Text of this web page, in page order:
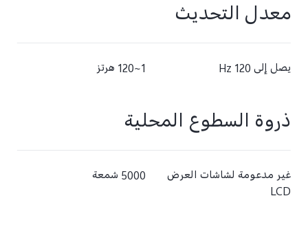
معدل التحديث
يصل إلى 120 Hz 1~120 هرتز
ذروة السطوع المحلية
غير مدعومة لشاشات العرض
LCD
5000 شمعة